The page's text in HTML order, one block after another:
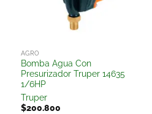
AGRO
Bomba Agua Con
Presurizador Truper 14635
1/6HP
Truper
$200.800